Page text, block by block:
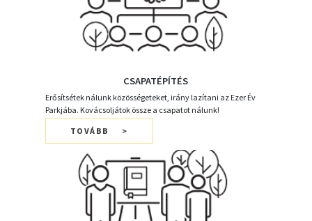
CSAPATÉPÍTÉS
Erősítsétek nálunk közösségeteket, irány lazítani az Ezer Év
Parkjába. Kovácsoljátok össze a csapatot nálunk!
TOVÁBB